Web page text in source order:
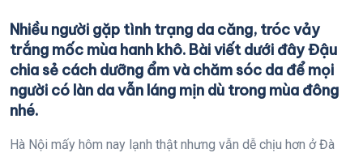
Nhiều người gặp tình trạng da căng, tróc vảy
trắng mốc mùa hanh khô. Bài viết dưới đây Đậu
chia sẻ cách dưỡng ẩm và chăm sóc da để mọi
người có làn da vẫn láng mịn dù trong mùa đông
nhé.
Hà Nội mấy hôm nay lạnh thật nhưng vẫn dễ chịu hơn ở Đà